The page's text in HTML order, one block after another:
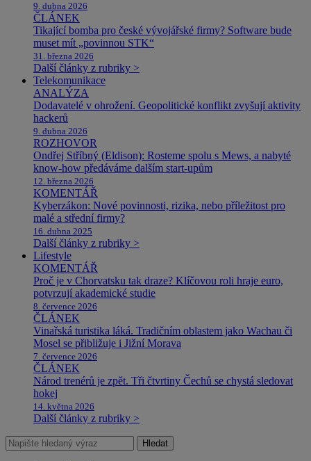
9. dubna 2026
ČLÁNEK
Tikající bomba pro české vývojářské firmy? Software bude
muset mít „povinnou STK“
31. března 2026
Další články z rubriky >
Telekomunikace
ANALÝZA
Dodavatelé v ohrožení. Geopolitické konflikt zvyšují aktivity
hackerů
9. dubna 2026
ROZHOVOR
Ondřej Stříbný (Eldison): Rosteme spolu s Mews, a nabyté
know-how předáváme dalším start-upům
12. března 2026
KOMENTÁŘ
Kyberzákon: Nové povinnosti, rizika, nebo příležitost pro
malé a střední firmy?
16. dubna 2025
Další články z rubriky >
Lifestyle
KOMENTÁŘ
Proč je v Chorvatsku tak draze? Klíčovou roli hraje euro,
potvrzují akademické studie
8. července 2026
ČLÁNEK
Vinařská turistika láká. Tradičním oblastem jako Wachau či
Mosel se přibližuje i Jižní Morava
7. července 2026
ČLÁNEK
Národ trenérů je zpět. Tři čtvrtiny Čechů se chystá sledovat
hokej
14. května 2026
Další články z rubriky >
Hledat